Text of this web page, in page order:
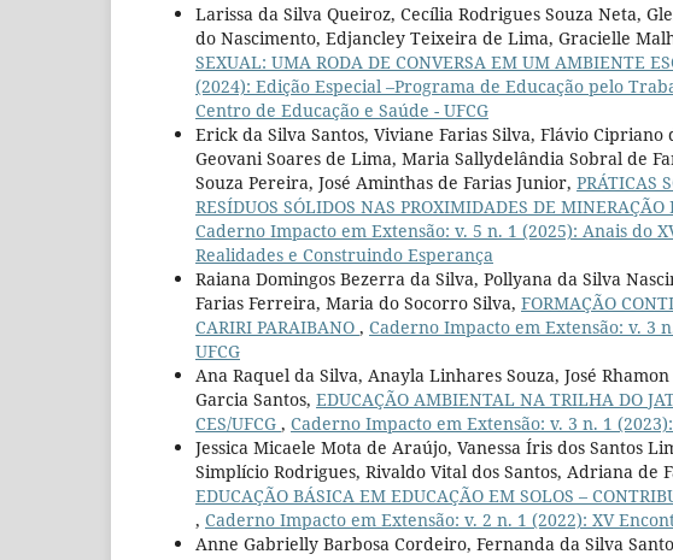
Larissa da Silva Queiroz, Cecília Rodrigues Souza Neta,
do Nascimento, Edjancley Teixeira de Lima, Gracielle
SEXUAL: UMA RODA DE CONVERSA EM UM AMBIENTE
(2024): Edição Especial –Programa de Educação pelo
Centro de Educação e Saúde - UFCG
Erick da Silva Santos, Viviane Farias Silva, Flávio
Geovani Soares de Lima, Maria Sallydelândia Sobral de
Souza Pereira, José Aminthas de Farias Junior, PRÁTICAS
RESÍDUOS SÓLIDOS NAS PROXIMIDADES DE
Caderno Impacto em Extensão: v. 5 n. 1 (2025): Anais do
Realidades e Construindo Esperança
Raiana Domingos Bezerra da Silva, Pollyana da Silva
Farias Ferreira, Maria do Socorro Silva, FORMAÇÃO
CARIRI PARAIBANO , Caderno Impacto em Extensão: v. 3
UFCG
Ana Raquel da Silva, Anayla Linhares Souza, José
Garcia Santos, EDUCAÇÃO AMBIENTAL NA TRILHA DO
CES/UFCG , Caderno Impacto em Extensão: v. 3 n. 1
Jessica Micaele Mota de Araújo, Vanessa Íris dos Santos
Simplício Rodrigues, Rivaldo Vital dos Santos, Adriana de
EDUCAÇÃO BÁSICA EM EDUCAÇÃO EM SOLOS –
, Caderno Impacto em Extensão: v. 2 n. 1 (2022): XV
Anne Gabrielly Barbosa Cordeiro, Fernanda da Silva